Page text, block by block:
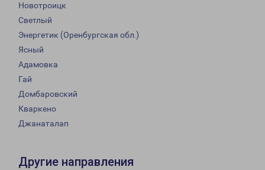
Новотроицк
Светлый
Энергетик (Оренбургская обл.)
Ясный
Адамовка
Гай
Домбаровский
Кваркено
Джанаталап
Другие направления